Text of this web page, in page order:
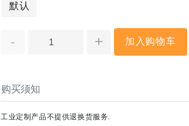
默认
- + 加入购物车
购买须知
工业定制产品不提供退换货服务.